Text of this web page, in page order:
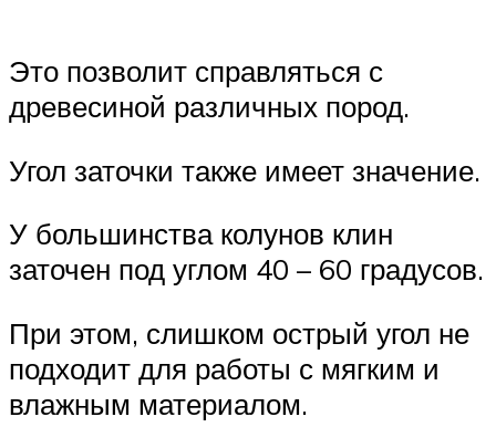
Это позволит справляться с
древесиной различных пород.
Угол заточки также имеет значение.
У большинства колунов клин
заточен под углом 40 – 60 градусов.
При этом, слишком острый угол не
подходит для работы с мягким и
влажным материалом.